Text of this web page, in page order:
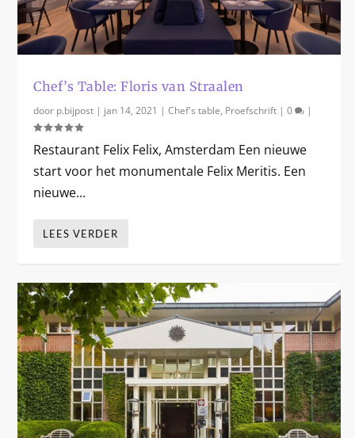
Chef’s Table: Floris van Straalen
door p.bijpost | jan 14, 2021 |Chef's table, Proefschrift |0 |
Restaurant Felix Felix, Amsterdam Een nieuwe
start voor het monumentale Felix Meritis. Een
nieuwe...
LEES VERDER